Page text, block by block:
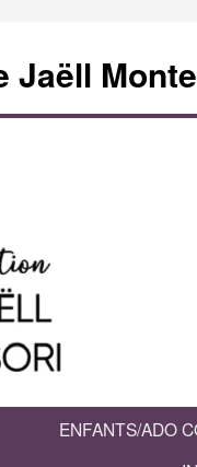
Jaëll
ENFANTS/ADO